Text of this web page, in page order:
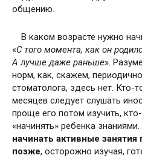
общению.
В каком возрасте нужно
«С того момента, как он
А лучше даже раньше».
норм, как, скажем,
стоматолога, здесь нет. Кто-
месяцев следует слушать
проще его потом изучить,
«начинять» ребенка
начинать активные
позже, осторожно изучая,